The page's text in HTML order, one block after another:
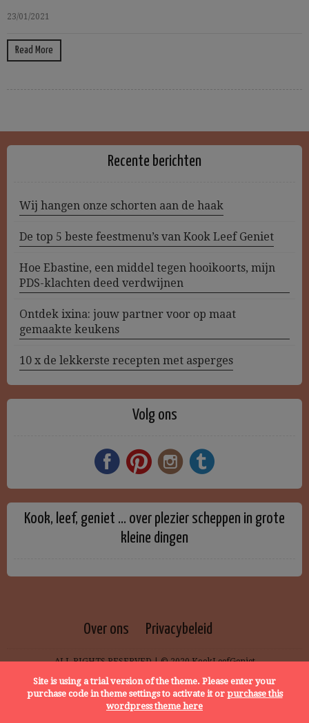
23/01/2021
Read More
Recente berichten
Wij hangen onze schorten aan de haak
De top 5 beste feestmenu’s van Kook Leef Geniet
Hoe Ebastine, een middel tegen hooikoorts, mijn
PDS-klachten deed verdwijnen
Ontdek ixina: jouw partner voor op maat
gemaakte keukens
10 x de lekkerste recepten met asperges
Volg ons
Kook, leef, geniet … over plezier scheppen in grote
kleine dingen
Over ons Privacybeleid
ALL RIGHTS RESERVED | © 2020 KookLeefGeniet
Site is using a trial version of the theme. Please enter your
purchase code in theme settings to activate it or purchase this
wordpress theme here